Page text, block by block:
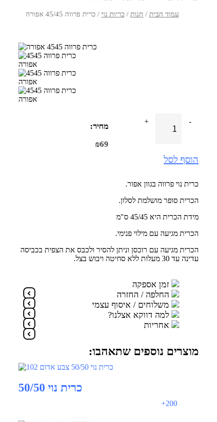
עמוד הבית / חנות / כריות נוי / כרית פרווה 45/45 אפורה
-
+
מחיר:
₪69
הוסף לסל
כרית נוי פרווה בגוון אפור.
הכרית סופר מושלמת לסלון.
מידת הכרית היא 45/45 ס"מ
הכרית מגיעה עם מילוי פנימי.
הכרית מגיעה עם רוכסן וניתן להסיר ולכבס את הצפית בכביסה
עדינה עד 30 מעלות ללא סחיטה ויבוש בצל.
זמן אספקה
החלפה / החזרה
משלוחים / איסוף עצמי
למה דווקא אצלנו?
אחריות
מוצרים נוספים שתאהבו:
כרית נוי 50/50
+200